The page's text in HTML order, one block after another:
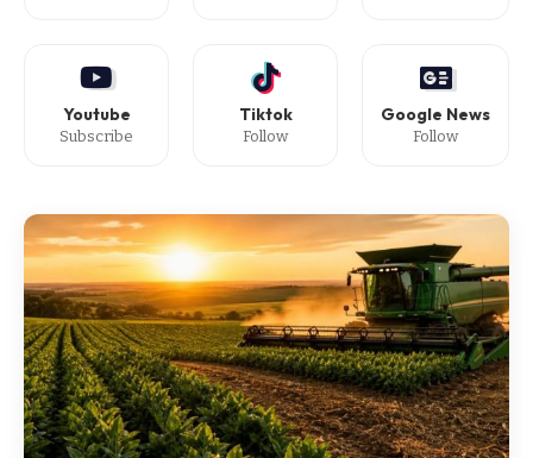
Youtube
Subscribe
Tiktok
Follow
Google News
Follow